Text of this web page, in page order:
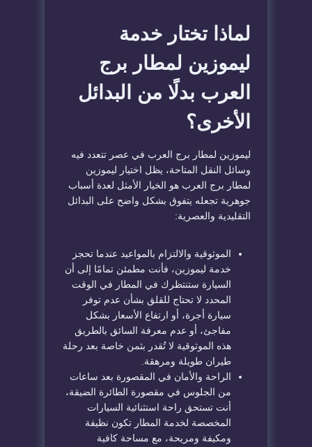
لماذا تختار خدمة
ليموزين لمطار برج
العرب بدلًا من البدائل
الأخرى؟
ليموزين لمطار برج العرب في عصر تتعدد فيه
وسائل النقل المتاحة، يظل اختيار ليموزين
لمطار برج العرب هو الخيار الأمثل لعدة أسباب
جوهرية تجعله يتفوق بشكل واضح على البدائل
التقليدية والعصرية:
الموثوقية والالتزام بالمواعيد عندما تحجز
خدمة ليموزين، فأنت مطمئن تمامًا إلى أن
السيارة ستنتظرك في المطار في الوقت
المحدد لا تحتاج للقلق بشأن عدم توفر
سيارة أجرة، أو ارتفاع الأسعار بشكل
مفاجئ، أو عدم معرفة السائق بالطريق
هذه الموثوقية لا تُقدر بثمن خاصة بعد رحلة
طيران طويلة ومرهقة.
الراحة والأمان في المقصورة بعد ساعات
من الجلوس في مقصورة الطائرة الضيقة،
أنت تستحق راحة استثنائية السيارات
المخصصة لخدمة المطار تكون نظيفة
ومكيفة ومريحة، مع مساحة كافية